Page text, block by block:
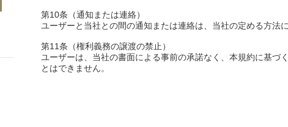
第10条（通知または連絡）
ユーザーと当社との間の通知または連絡は、当社の定める方法
第11条（権利義務の譲渡の禁止）
ユーザーは、当社の書面による事前の承諾なく、本規約に基づ
とはできません。